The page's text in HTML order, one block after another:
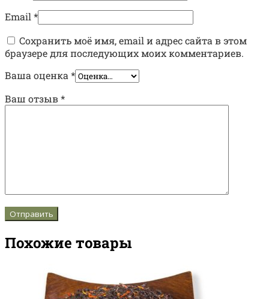
Email *
Сохранить моё имя, email и адрес сайта в этом
браузере для последующих моих комментариев.
Ваша оценка *
Ваш отзыв*
Похожие товары